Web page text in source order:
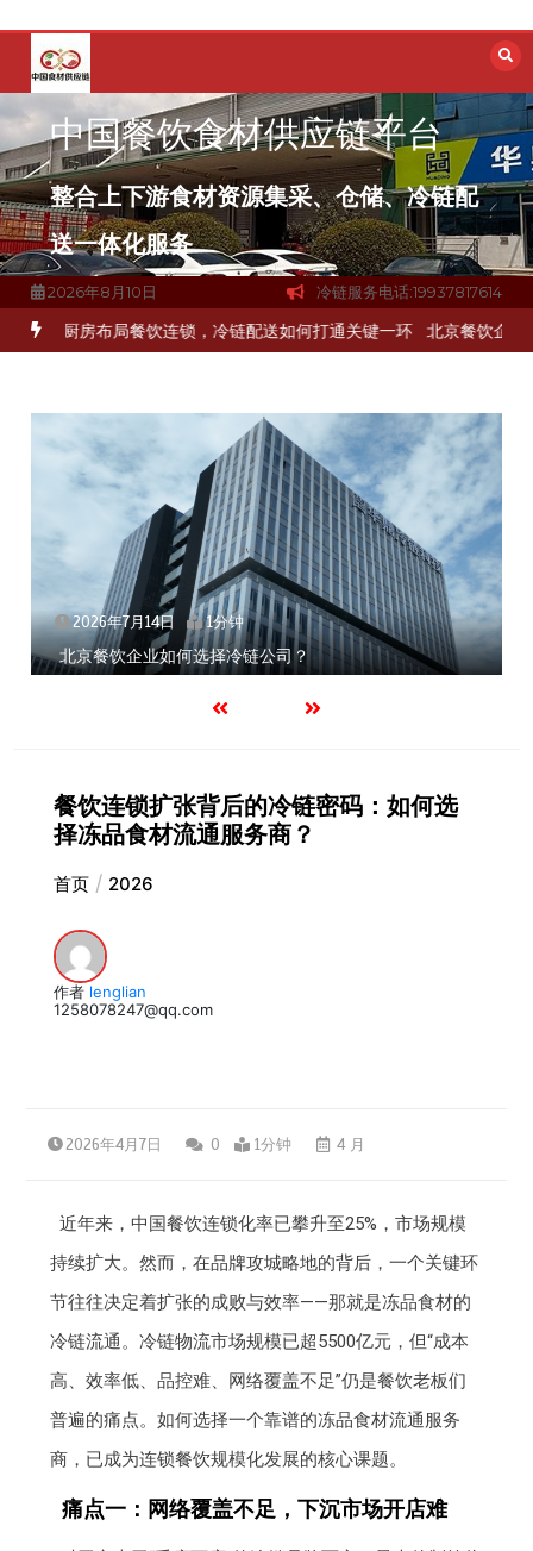
容
中国餐饮食材供应链平台
整合上下游食材资源集采、仓储、冷链配
送一体化服务
2026年8月10日 冷链服务电话:19937817614
材流通难题？ 杭州中央厨房布局餐饮连锁，冷链配送如何打通关键一
2026年7月14日 1分钟
北京餐饮企业如何选择冷链公司？
餐饮连锁扩张背后的冷链密码：如何选
择冻品食材流通服务商？
首页 2026
作者 lenglian
1258078247@qq.com
2026年4月7日 0 1分钟 4 月
近年来，中国餐饮连锁化率已攀升至25%，市场规模
持续扩大。然而，在品牌攻城略地的背后，一个关键环
节往往决定着扩张的成败与效率——那就是冻品食材的
冷链流通。冷链物流市场规模已超5500亿元，但“成本
高、效率低、品控难、网络覆盖不足”仍是餐饮老板们
普遍的痛点。如何选择一个靠谱的冻品食材流通服务
商，已成为连锁餐饮规模化发展的核心课题。
痛点一：网络覆盖不足，下沉市场开店难